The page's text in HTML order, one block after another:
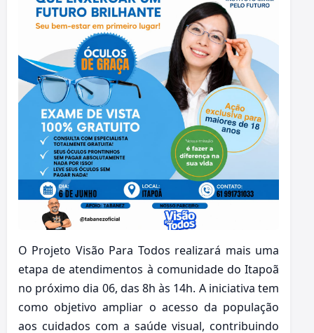
O Projeto Visão Para Todos realizará mais uma
etapa de atendimentos à comunidade do Itapoã
no próximo dia 06, das 8h às 14h. A iniciativa tem
como objetivo ampliar o acesso da população
aos cuidados com a saúde visual, contribuindo